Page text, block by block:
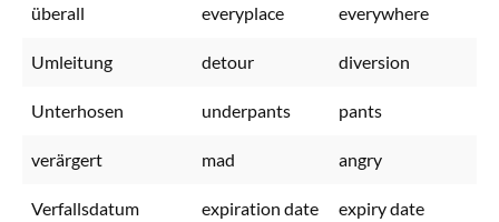
überall everyplace everywhere
Umleitung detour diversion
Unterhosen underpants pants
verärgert mad angry
Verfallsdatum expiration date expiry date